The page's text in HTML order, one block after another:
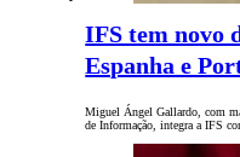
IFS tem novo
Espanha e
Miguel Ángel Gallardo, com
de Informação, integra a IFS